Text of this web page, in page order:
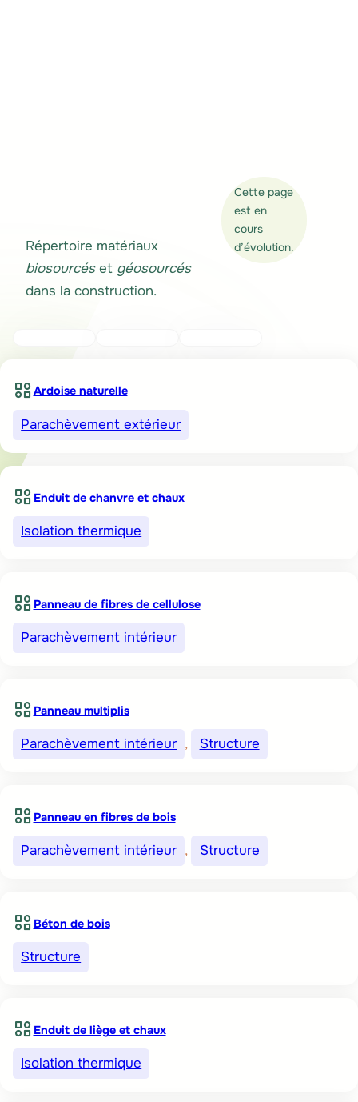
Répertoire matériaux
biosourcéset géosourcés
dans la construction.
Cette page
est en
cours
d’évolution.
Ardoise naturelle
Parachèvement extérieur
Enduit de chanvre et chaux
Isolation thermique
Panneau de fibres de cellulose
Parachèvement intérieur
Panneau multiplis
Parachèvement intérieur , Structure
Panneau en fibres de bois
Parachèvement intérieur , Structure
Béton de bois
Structure
Enduit de liège et chaux
Isolation thermique